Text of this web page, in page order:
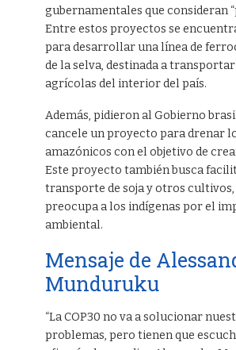
gubernamentales que consideran
Entre estos proyectos se
para desarrollar una línea de
de la selva, destinada a
agrícolas del interior del país.
Además, pidieron al Gobierno
cancele un proyecto para drenar
amazónicos con el objetivo de
Este proyecto también busca
transporte de soja y otros cultivos,
preocupa a los indígenas por el
ambiental.
Mensaje de
Munduruku
“La COP30 no va a solucionar
problemas, pero tienen que